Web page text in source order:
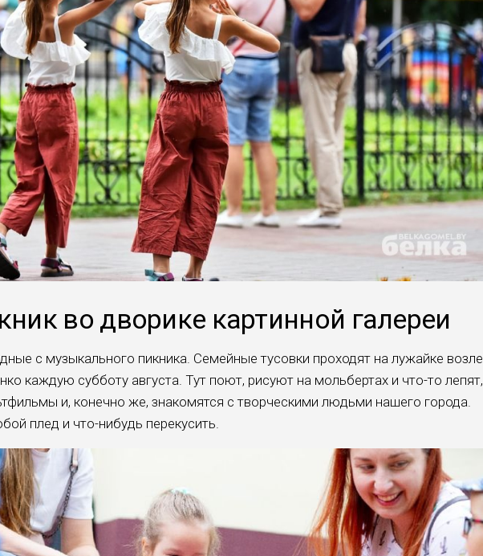
во дворике картинной галереи
с музыкального пикника. Семейные тусовки проходят на лужайке возле
каждую субботу августа. Тут поют, рисуют на мольбертах и что-то лепят,
и, конечно же, знакомятся с творческими людьми нашего города.
плед и что-нибудь перекусить.